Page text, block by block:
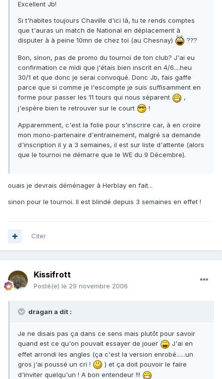
Excellent Jb!
Si t'habites toujours Chaville d'ici là, tu te rends comptes
que t'auras un match de National en déplacement à
disputer à à peine 10mn de chez toi (au Chesnay)
???
Bon, sinon, pas de promo du tournoi de ton club? J'ai eu
confirmation ce midi que j'étais bien inscrit en 4/6....heu
30/1 et que donc je serai convoqué. Donc Jb, fais gaffe
parce que si comme je l'escompte je suis suffisamment en
forme pour passer les 11 tours qui nous séparent
,
j'espère bien te retrouver sur le court
!
Apparemment, c'est la folie pour s'inscrire car, à en croire
mon mono-partenaire d'entrainement, malgré sa demande
d'inscription il y a 3 semaines, il est sur liste d'attente (alors
que le tournoi ne démarre que le WE du 9 Décembre).
ouais je devrais déménager à Herblay en fait...
sinon pour le tournoi. Il est blindé depuis 3 semaines en effet !
Citer
Kissifrott
Posté(e) le 29 novembre 2006
dragan a dit :
Je ne disais pas ça dans ce sens mais plutôt pour savoir
quand est ce qu'on pouvait essayer de jouer
J'ai en
effet arrondi les angles (ça c'est la version enrobé......un
gros j'ai poussé un cri !
) et ça doit pouvoir le faire
d'inviter quelqu'un ! A bon entendeur !!!